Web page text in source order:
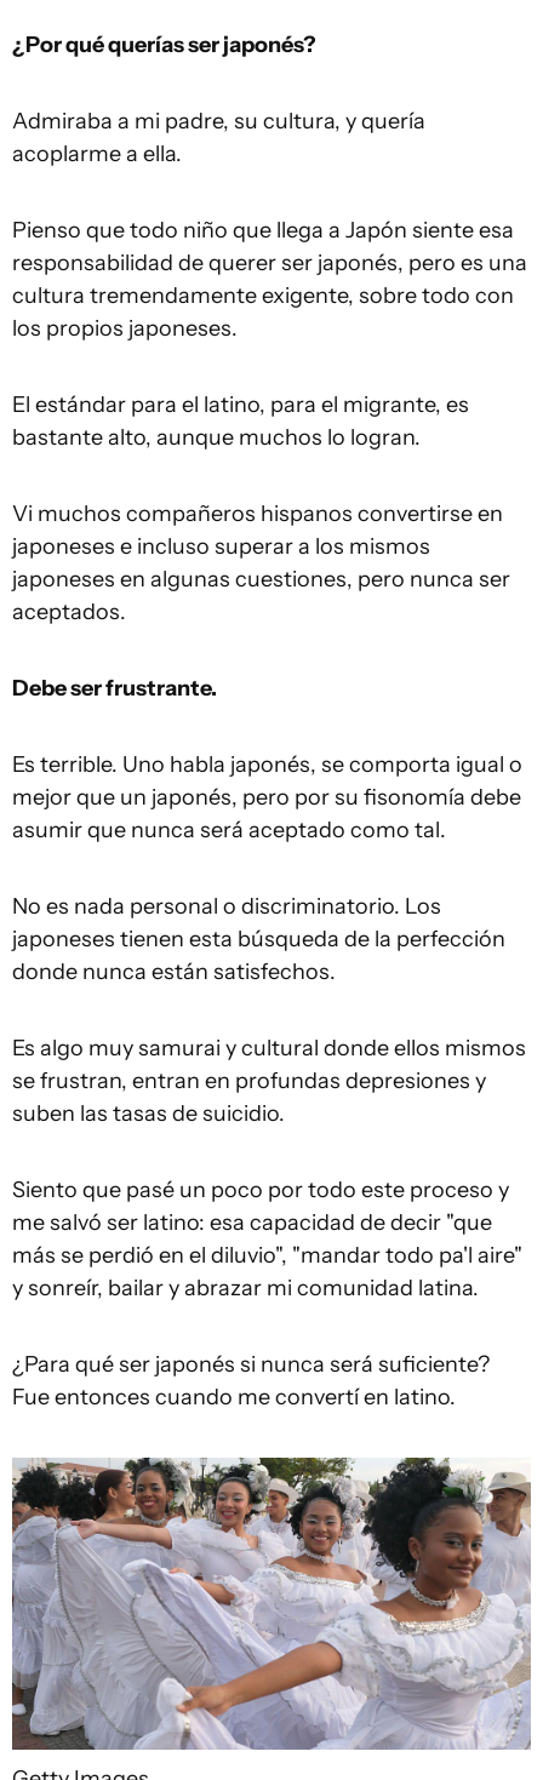
¿Por qué querías ser japonés?
Admiraba a mi padre, su cultura, y quería
acoplarme a ella.
Pienso que todo niño que llega a Japón siente esa
responsabilidad de querer ser japonés, pero es una
cultura tremendamente exigente, sobre todo con
los propios japoneses.
El estándar para el latino, para el migrante, es
bastante alto, aunque muchos lo logran.
Vi muchos compañeros hispanos convertirse en
japoneses e incluso superar a los mismos
japoneses en algunas cuestiones, pero nunca ser
aceptados.
Debe ser frustrante.
Es terrible. Uno habla japonés, se comporta igual o
mejor que un japonés, pero por su fisonomía debe
asumir que nunca será aceptado como tal.
No es nada personal o discriminatorio. Los
japoneses tienen esta búsqueda de la perfección
donde nunca están satisfechos.
Es algo muy samurai y cultural donde ellos mismos
se frustran, entran en profundas depresiones y
suben las tasas de suicidio.
Siento que pasé un poco por todo este proceso y
me salvó ser latino: esa capacidad de decir "que
más se perdió en el diluvio", "mandar todo pa'l aire"
y sonreír, bailar y abrazar mi comunidad latina.
¿Para qué ser japonés si nunca será suficiente?
Fue entonces cuando me convertí en latino.